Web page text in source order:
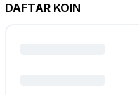
DAFTAR KOIN